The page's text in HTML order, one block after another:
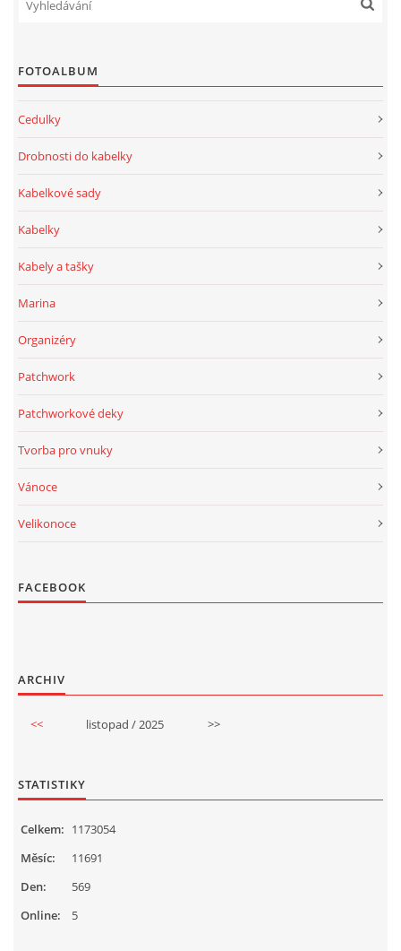
FOTOALBUM
Cedulky
Drobnosti do kabelky
Kabelkové sady
Kabelky
Kabely a tašky
Marina
Organizéry
Patchwork
Patchworkové deky
Tvorba pro vnuky
Vánoce
Velikonoce
FACEBOOK
ARCHIV
<< listopad / 2025 >>
STATISTIKY
Online: 5
Celkem: 1173054
Měsíc:
11691
Den:
569